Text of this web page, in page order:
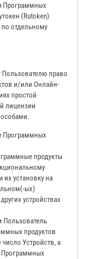
Программных
(Rutoken)
отдельному
Пользователю право
и/или Онлайн-
простой
лицензии
Программных
продукты
их установку на
ых)
устройствах
Пользователь
продуктов
Устройств, а
Программных